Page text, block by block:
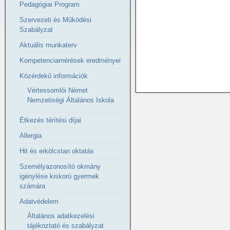
Pedagógiai Program
Szervezeti és Működési
Szabályzat
Aktuális munkaterv
Kompetenciamérések eredményei
Közérdekű információk
Vértessomlói Német
Nemzetiségi Általános Iskola
Étkezés térítési díjai
Allergia
Hit és erkölcstan oktatás
Személyazonosító okmány
igénylése kiskorú gyermek
számára
Adatvédelem
Általános adatkezelési
tájékoztató és szabályzat